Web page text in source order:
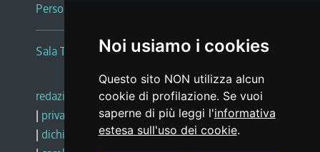
Noi usiamo i cookies
Questo sito NON utilizza alcun
cookie di profilazione. Se vuoi
saperne di più leggi l'informativa
estesa sull'uso dei cookie.
Persone e Uffici
Sala Tiziano Tessitori
redazione web |note legali |glossario
| privacy
social media policy
| dichiarazione di accessibilità |feedback